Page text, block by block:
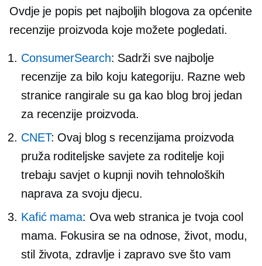
Ovdje je popis pet najboljih blogova za općenite
recenzije proizvoda koje možete pogledati.
ConsumerSearch: Sadrži sve najbolje
recenzije za bilo koju kategoriju. Razne web
stranice rangirale su ga kao blog broj jedan
za recenzije proizvoda.
CNET: Ovaj blog s recenzijama proizvoda
pruža roditeljske savjete za roditelje koji
trebaju savjet o kupnji novih tehnoloških
naprava za svoju djecu.
Kafić mama: Ova web stranica je tvoja cool
mama. Fokusira se na odnose, život, modu,
stil života, zdravlje i zapravo sve što vam